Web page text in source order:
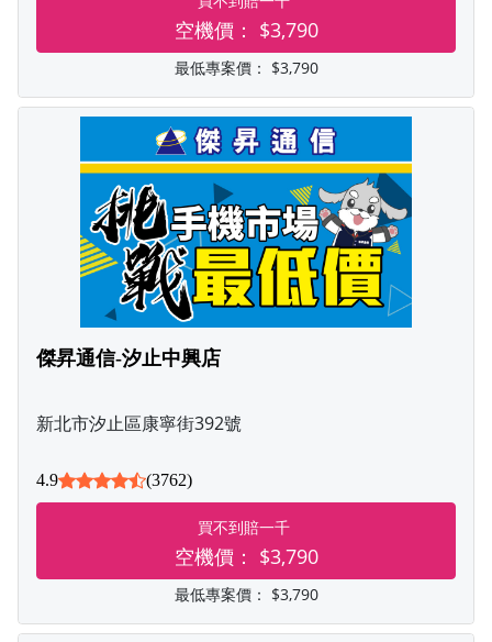
空機價： $3,790
最低專案價： $3,790
傑昇通信-汐止中興店
新北市汐止區康寧街392號
4.9 (3762)
買不到賠一千
空機價： $3,790
最低專案價： $3,790